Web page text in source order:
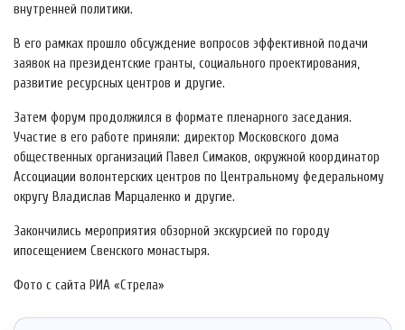
внутренней политики.
В его рамках прошло обсуждение вопросов эффективной подачи
заявок на президентские гранты, социального проектирования,
развитие ресурсных центров и другие.
Затем форум продолжился в формате пленарного заседания.
Участие в его работе приняли: директор Московского дома
общественных организаций Павел Симаков, окружной координатор
Ассоциации волонтерских центров по Центральному федеральному
округу Владислав Марцаленко и другие.
Закончились мероприятия обзорной экскурсией по городу
ипосещением Свенского монастыря.
Фото с сайта РИА «Стрела»